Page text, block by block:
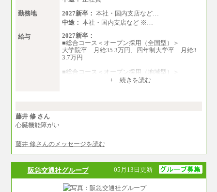
勤務地
2027新卒： 本社・国内支店など…
中途： 本社・国内支店など ※…
給与
2027新卒：
■総合コース＜オープン採用（全国型）＞
大学院卒 月給35.3万円、四年制大学卒 月給3
3.7万円
■総合コース＜オープン採用（地域型）＞
大学院卒 月給33.3万円、四年制大学卒 月給3
※上記全てのコースにおいて、退職金前払給：
※試用期間中も給与に変更はございません
中途：
■総合コース＜オープン採用（全国型）＞
大学院卒 月給35.3万円、四年制大学卒 月給3
+ 続きを読む
藤井 修 さん
心臓機能障がい
藤井 修さんのメッセージを読む
阪急交通社グループ 05月13日更新